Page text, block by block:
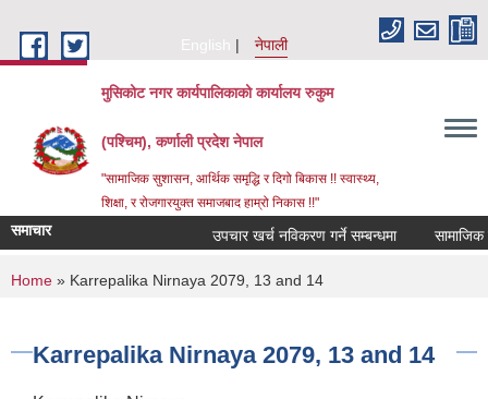
English
नेपाली
मुसिकोट नगर कार्यपालिकाको कार्यालय रुकुम
(पश्चिम), कर्णाली प्रदेश नेपाल
"सामाजिक सुशासन, आर्थिक समृद्धि र दिगो बिकास !! स्वास्थ्य,
शिक्षा, र रोजगारयुक्त समाजबाद हाम्रो निकास !!"
समाचार उपचार खर्च नविकरण गर्ने सम्बन्धमा
You are here
Home » Karrepalika Nirnaya 2079, 13 and 14
Karrepalika Nirnaya 2079, 13 and 14